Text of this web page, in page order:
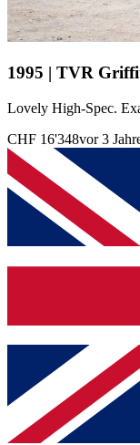
1995 | TVR
Lovely High-Spec.
CHF 16'348vor 3